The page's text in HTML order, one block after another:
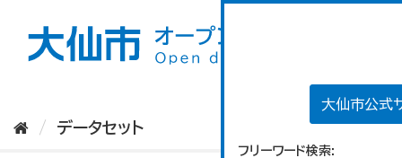
大仙市公式
フリーワード検索
データセット